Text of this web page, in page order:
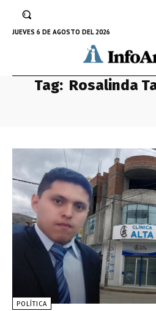
JUEVES 6 DE AGOSTO DEL 2026
Tag: Rosalinda
POLÍTICA